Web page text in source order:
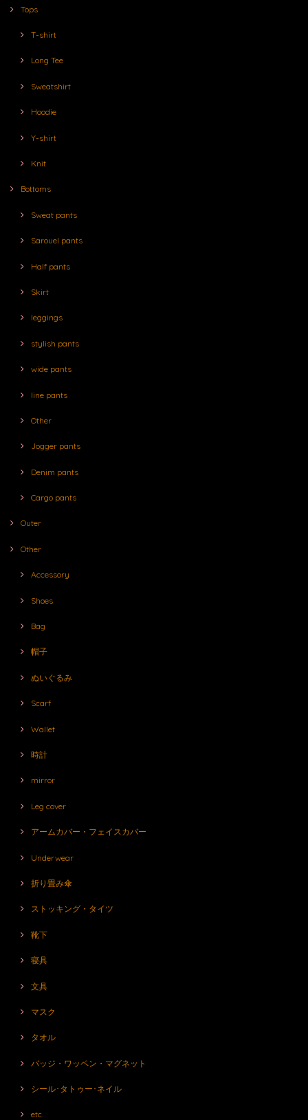
Tops
T-shirt
Long Tee
Sweatshirt
Hoodie
Y-shirt
Knit
Bottoms
Sweat pants
Sarouel pants
Half pants
Skirt
leggings
stylish pants
wide pants
line pants
Other
Jogger pants
Denim pants
Cargo pants
Outer
Other
Accessory
Shoes
Bag
帽子
ぬいぐるみ
Scarf
Wallet
時計
mirror
Leg cover
アームカバー・フェイスカバー
Underwear
折り畳み傘
ストッキング・タイツ
靴下
寝具
文具
マスク
タオル
バッジ・ワッペン・マグネット
シール･タトゥー･ネイル
etc.